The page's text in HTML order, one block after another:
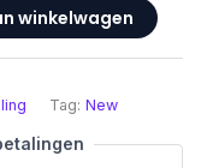
winkelwagen
Tag: New